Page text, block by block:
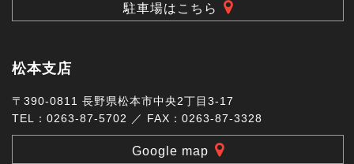
駐車場はこちら
松本支店
〒390-0811 長野県松本市中央2丁目3-17
TEL：0263-87-5702 ／ FAX：0263-87-3328
Google map